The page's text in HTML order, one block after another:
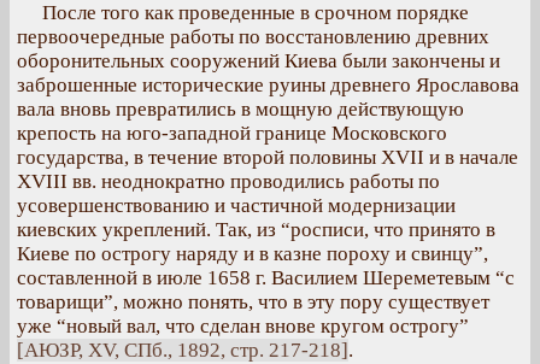
После того как проведенные в срочном порядке
первоочередные работы по восстановлению древних
оборонительных сооружений Киева были закончены и
заброшенные исторические руины древнего Ярославова
вала вновь превратились в мощную действующую
крепость на юго-западной границе Московского
государства, в течение второй половины XVII и в начале
XVIII вв. неоднократно проводились работы по
усовершенствованию и частичной модернизации
киевских укреплений. Так, из “росписи, что принято в
Киеве по острогу наряду и в казне пороху и свинцу”,
составленной в июле 1658 г. Василием Шереметевым “с
товарищи”, можно понять, что в эту пору существует
уже “новый вал, что сделан внове кругом острогу”
[АЮЗР, XV, СПб., 1892, стр. 217-218].